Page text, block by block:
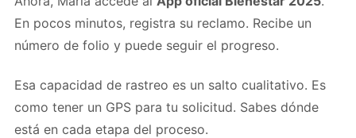
En pocos minutos, registra su reclamo. Recibe un
número de folio y puede seguir el progreso.
Esa capacidad de rastreo es un salto cualitativo. Es
como tener un GPS para tu solicitud. Sabes dónde
está en cada etapa del proceso.